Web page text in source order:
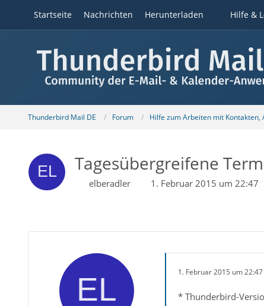
Startseite Nachrichten Herunterladen Hilfe &
Thunderbird Mail DE Forum Hilfe zum Arbeiten mit Kontakten,
Tagesübergreifene
elberadler 1. Februar 2015 um 22:47
1. Februar 2015 um 22:47
* Thunderbird-